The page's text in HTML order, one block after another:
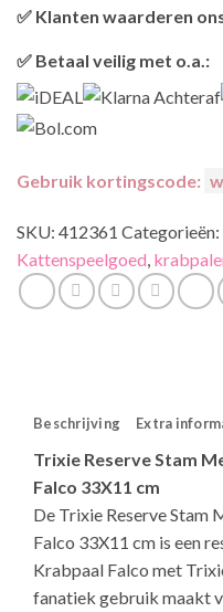
retourneren.
✅ Klanten waarderen
✅ Betaal veilig met o.a.:
Gebruik kortingscode:
SKU: 412361 Categorieën:
Kattenspeelgoed,
Beschrijving Extra
Trixie Reserve Stam
Falco 33X11 cm
De Trixie Reserve Stam
Falco 33X11 cm is een
Krabpaal Falco met
fanatiek gebruik maakt